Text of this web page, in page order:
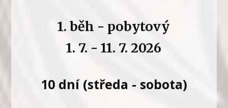
1. běh - pobytový
1. 7. - 11. 7. 2026
10 dní (středa - sobota)